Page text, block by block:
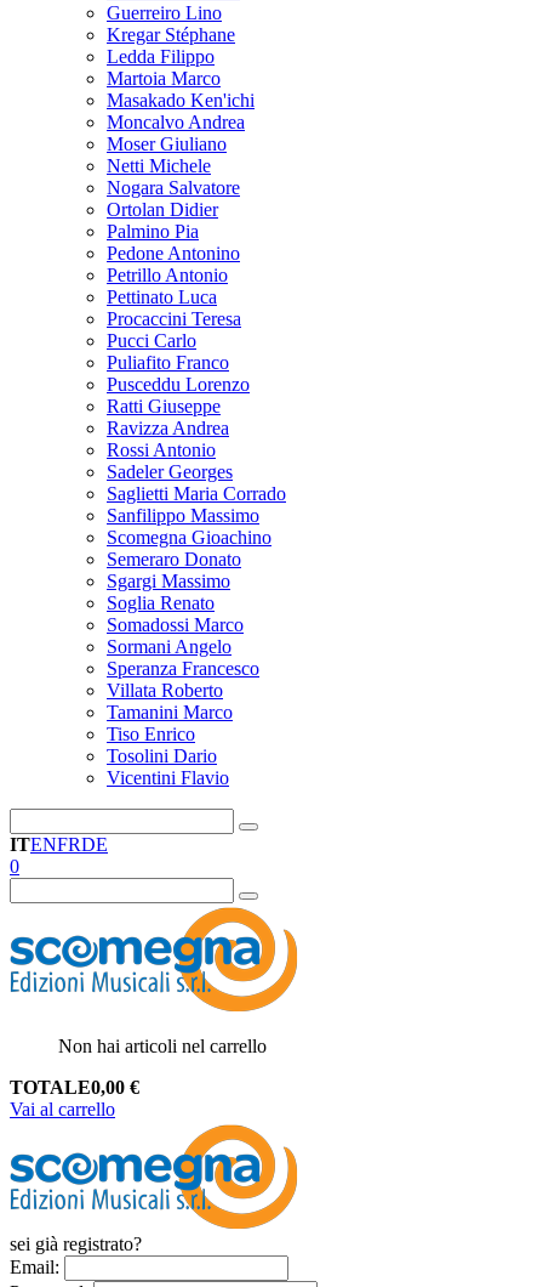
Guerreiro Lino
Kregar Stéphane
Ledda Filippo
Martoia Marco
Masakado Ken'ichi
Moncalvo Andrea
Moser Giuliano
Netti Michele
Nogara Salvatore
Ortolan Didier
Palmino Pia
Pedone Antonino
Petrillo Antonio
Pettinato Luca
Procaccini Teresa
Pucci Carlo
Puliafito Franco
Pusceddu Lorenzo
Ratti Giuseppe
Ravizza Andrea
Rossi Antonio
Sadeler Georges
Saglietti Maria Corrado
Sanfilippo Massimo
Scomegna Gioachino
Semeraro Donato
Sgargi Massimo
Soglia Renato
Somadossi Marco
Sormani Angelo
Speranza Francesco
Villata Roberto
Tamanini Marco
Tiso Enrico
Tosolini Dario
Vicentini Flavio
ITENFRDE
0
Non hai articoli nel carrello
TOTALE0,00 €
Vai al carrello
sei già registrato?
Email: